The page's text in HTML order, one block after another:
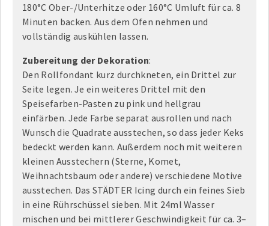
180°C Ober-/Unterhitze oder 160°C Umluft für ca. 8
Minuten backen. Aus dem Ofen nehmen und
vollständig auskühlen lassen.
Zubereitung der Dekoration:
Den Rollfondant kurz durchkneten, ein Drittel zur
Seite legen. Je ein weiteres Drittel mit den
Speisefarben-Pasten zu pink und hellgrau
einfärben. Jede Farbe separat ausrollen und nach
Wunsch die Quadrate ausstechen, so dass jeder Keks
bedeckt werden kann. Außerdem noch mit weiteren
kleinen Ausstechern (Sterne, Komet,
Weihnachtsbaum oder andere) verschiedene Motive
ausstechen. Das STÄDTER Icing durch ein feines Sieb
in eine Rührschüssel sieben. Mit 24ml Wasser
mischen und bei mittlerer Geschwindigkeit für ca. 3–